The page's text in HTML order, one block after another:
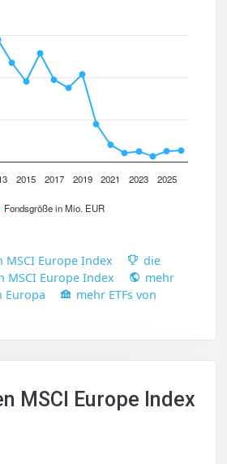
Fondsgröße in Mio. EUR
2015 2017 2019 2021 2023 2025
MSCI Europe Index
die
MSCI Europe Index
mehr
Europa
mehr ETFs von
MSCI Europe Index